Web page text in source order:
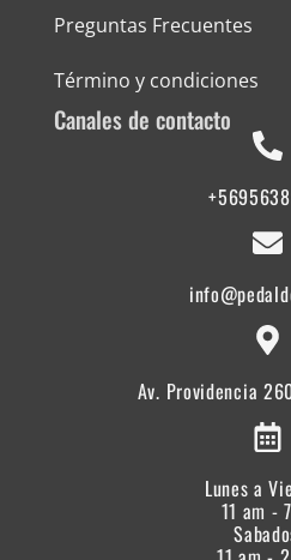
Preguntas Frecuentes
Término y condiciones
Canales de contacto
Av. Providencia
Lunes a
11 am -